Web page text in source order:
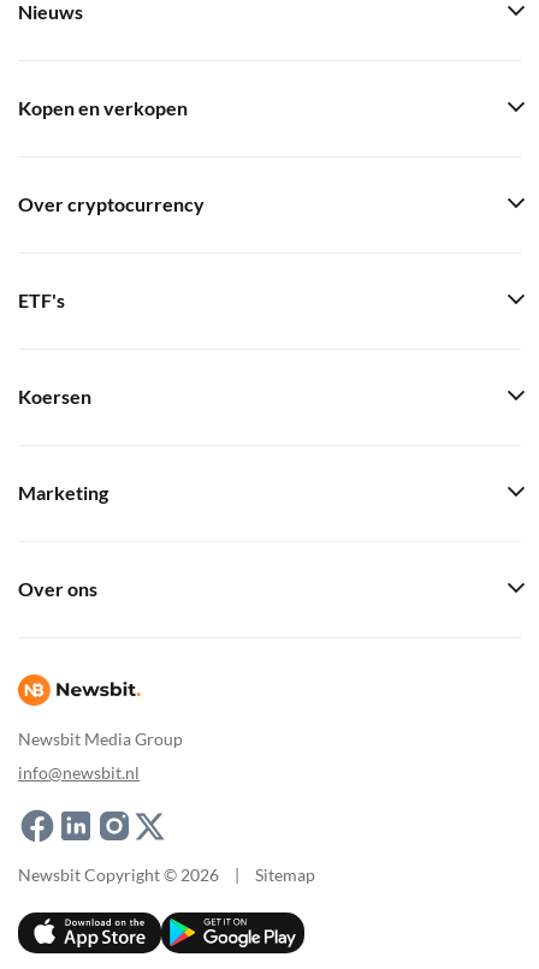
Newsbit Media Group
info@newsbit.nl
Nieuws
Kopen en verkopen
Over cryptocurrency
ETF's
Koersen
Marketing
Over ons
Newsbit Copyright © 2026 | Sitemap